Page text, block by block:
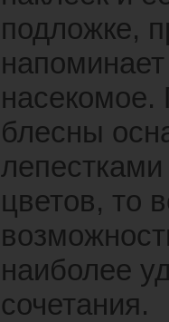
подложке,
насекомое.
блесны
цветов, то
наиболее
сочетания.